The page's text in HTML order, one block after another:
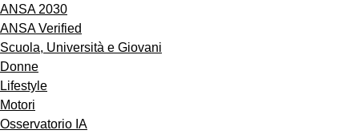
ANSA 2030
ANSA Verified
Scuola, Università e Giovani
Donne
Lifestyle
Motori
Osservatorio IA